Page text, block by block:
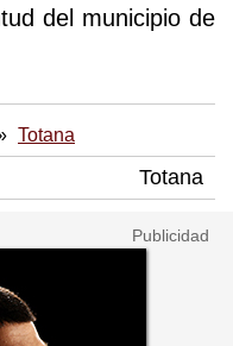
del municipio de
Totana
Totana